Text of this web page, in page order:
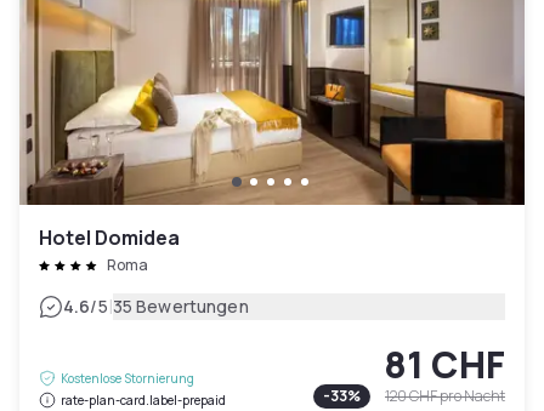
Hotel Domidea
Roma
4.6/5|35 Bewertungen
Kostenlose Stornierung
rate-plan-card.label-prepaid
81 CHF
-33% 120 CHFpro Nacht